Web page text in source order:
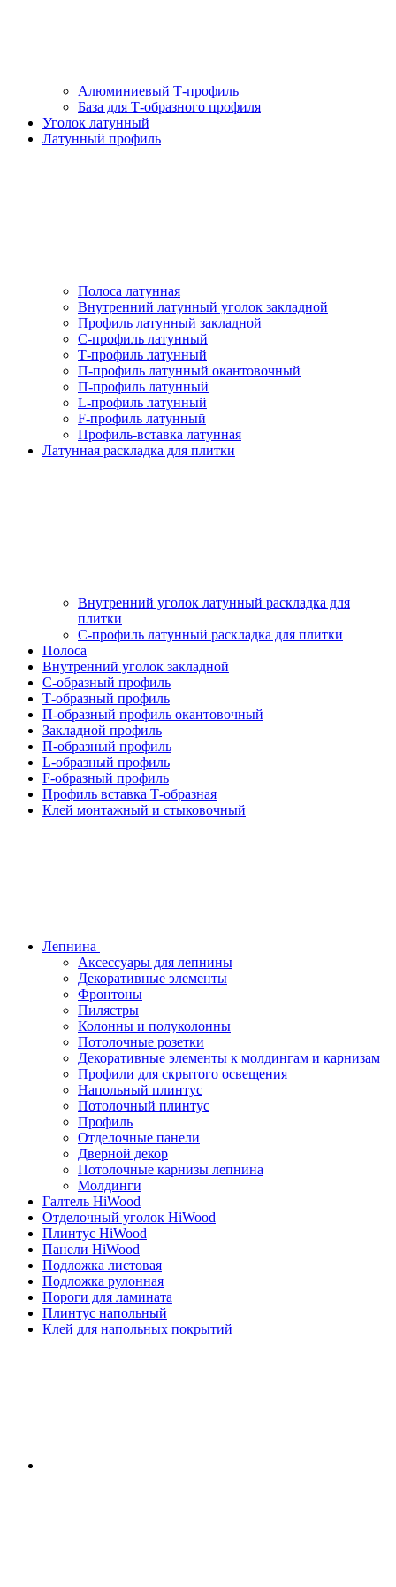
Алюминиевый Т-профиль
База для Т-образного профиля
Уголок латунный
Латунный профиль
Полоса латунная
Внутренний латунный уголок закладной
Профиль латунный закладной
С-профиль латунный
Т-профиль латунный
П-профиль латунный окантовочный
П-профиль латунный
L-профиль латунный
F-профиль латунный
Профиль-вставка латунная
Латунная раскладка для плитки
Внутренний уголок латунный раскладка для
плитки
С-профиль латунный раскладка для плитки
Полоса
Внутренний уголок закладной
С-образный профиль
Т-образный профиль
П-образный профиль окантовочный
Закладной профиль
П-образный профиль
L-образный профиль
F-образный профиль
Профиль вставка Т-образная
Клей монтажный и стыковочный
Лепнина
Аксессуары для лепнины
Декоративные элементы
Фронтоны
Пилястры
Колонны и полуколонны
Потолочные розетки
Декоративные элементы к молдингам и карнизам
Профили для скрытого освещения
Напольный плинтус
Потолочный плинтус
Профиль
Отделочные панели
Дверной декор
Потолочные карнизы лепнина
Молдинги
Галтель HiWood
Отделочный уголок HiWood
Плинтус HiWood
Панели HiWood
Подложка листовая
Подложка рулонная
Пороги для ламината
Плинтус напольный
Клей для напольных покрытий